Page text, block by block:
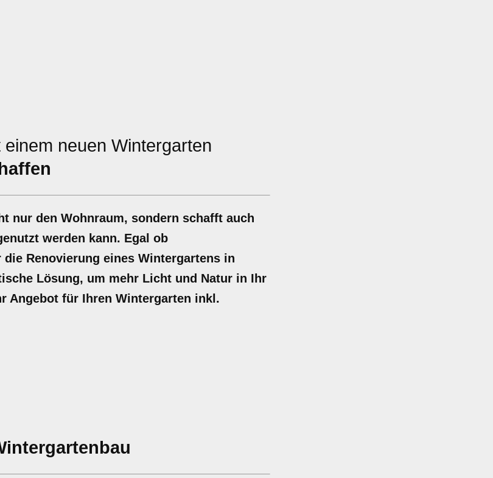
einem neuen Wintergarten
nur den Wohnraum, sondern schafft auch
werden kann. Egal ob
Renovierung eines Wintergartens in
Lösung, um mehr Licht und Natur in Ihr
Angebot für Ihren Wintergarten inkl.